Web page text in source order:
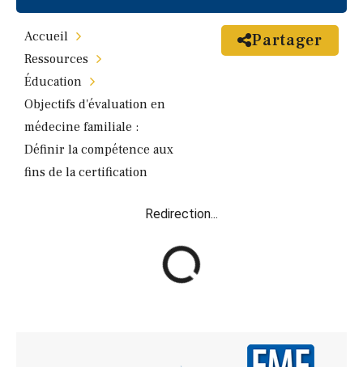
Accueil
Ressources
Éducation
Objectifs d'évaluation en
médecine familiale :
Définir la compétence aux
fins de la certification
Partager
Redirection...
R
e